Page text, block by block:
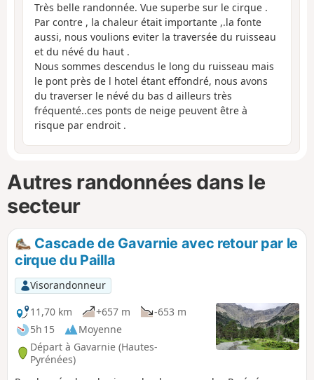
Très belle randonnée. Vue superbe sur le cirque .
Par contre , la chaleur était importante ,.la fonte
aussi, nous voulions eviter la traversée du ruisseau
et du névé du haut .
Nous sommes descendus le long du ruisseau mais
le pont près de l hotel étant effondré, nous avons
du traverser le névé du bas d ailleurs très
fréquenté..ces ponts de neige peuvent être à
risque par endroit .
Autres randonnées dans le
secteur
Cascade de Gavarnie avec retour par le
cirque du Pailla
Visorandonneur
11,70 km
+657 m
-653 m
5h 15
Moyenne
Départ à Gavarnie (Hautes-
Pyrénées)